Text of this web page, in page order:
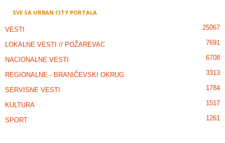
SVE SA URBAN CITY PORTALA
VESTI 25067
LOKALNE VESTI // POŽAREVAC 7691
NACIONALNE VESTI 6708
REGIONALNE - BRANIČEVSKI OKRUG 3313
SERVISNE VESTI 1784
KULTURA 1517
SPORT 1261